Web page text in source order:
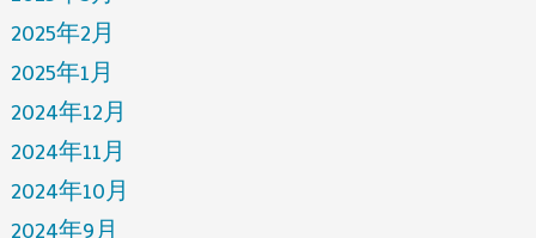
2025年2月
2025年1月
2024年12月
2024年11月
2024年10月